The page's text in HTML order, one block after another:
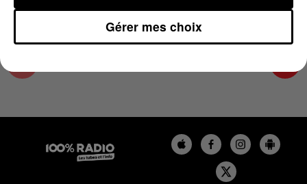
Gérer mes choix